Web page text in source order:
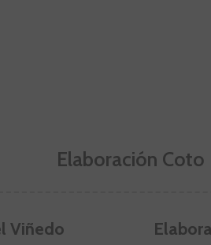
Elaboración Coto
Viñedo